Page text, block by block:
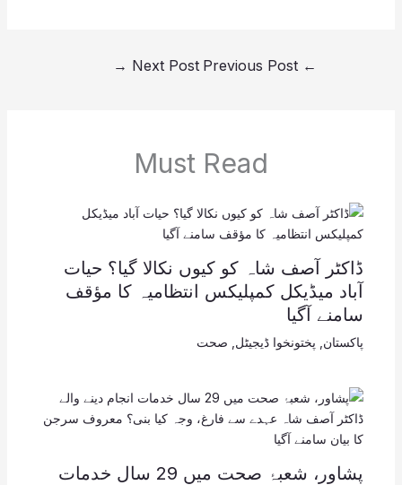
←
Next Post
→
Must Read
ڈاکٹر آصف شاہ کو کیوں نکالا گیا؟ حیات
آباد میڈیکل کمپلیکس انتظامیہ کا مؤقف
سامنے آگیا
پاکستان پختونخوا ڈیجیٹل صحت
پشاور، شعبۂ صحت میں 29 سال خدمات